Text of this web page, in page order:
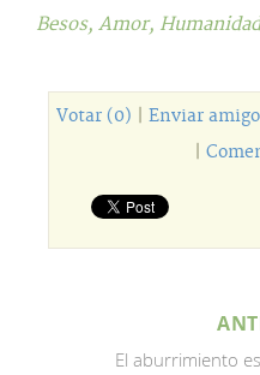
Besos, Amor,
Votar (0) Enviar amigo
El aburrimiento